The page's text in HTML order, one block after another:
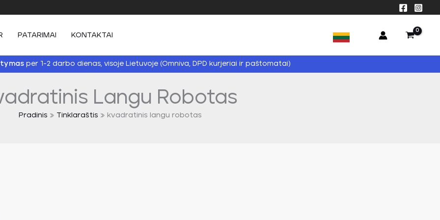
PATARIMAI KONTAKTAI
per 1-2 darbo dienas, visoje Lietuvoje (Omniva, DPD kurjeriai ir paštomatai)
Langu Robotas
Pradinis Tinklaraštis kvadratinis langu robotas